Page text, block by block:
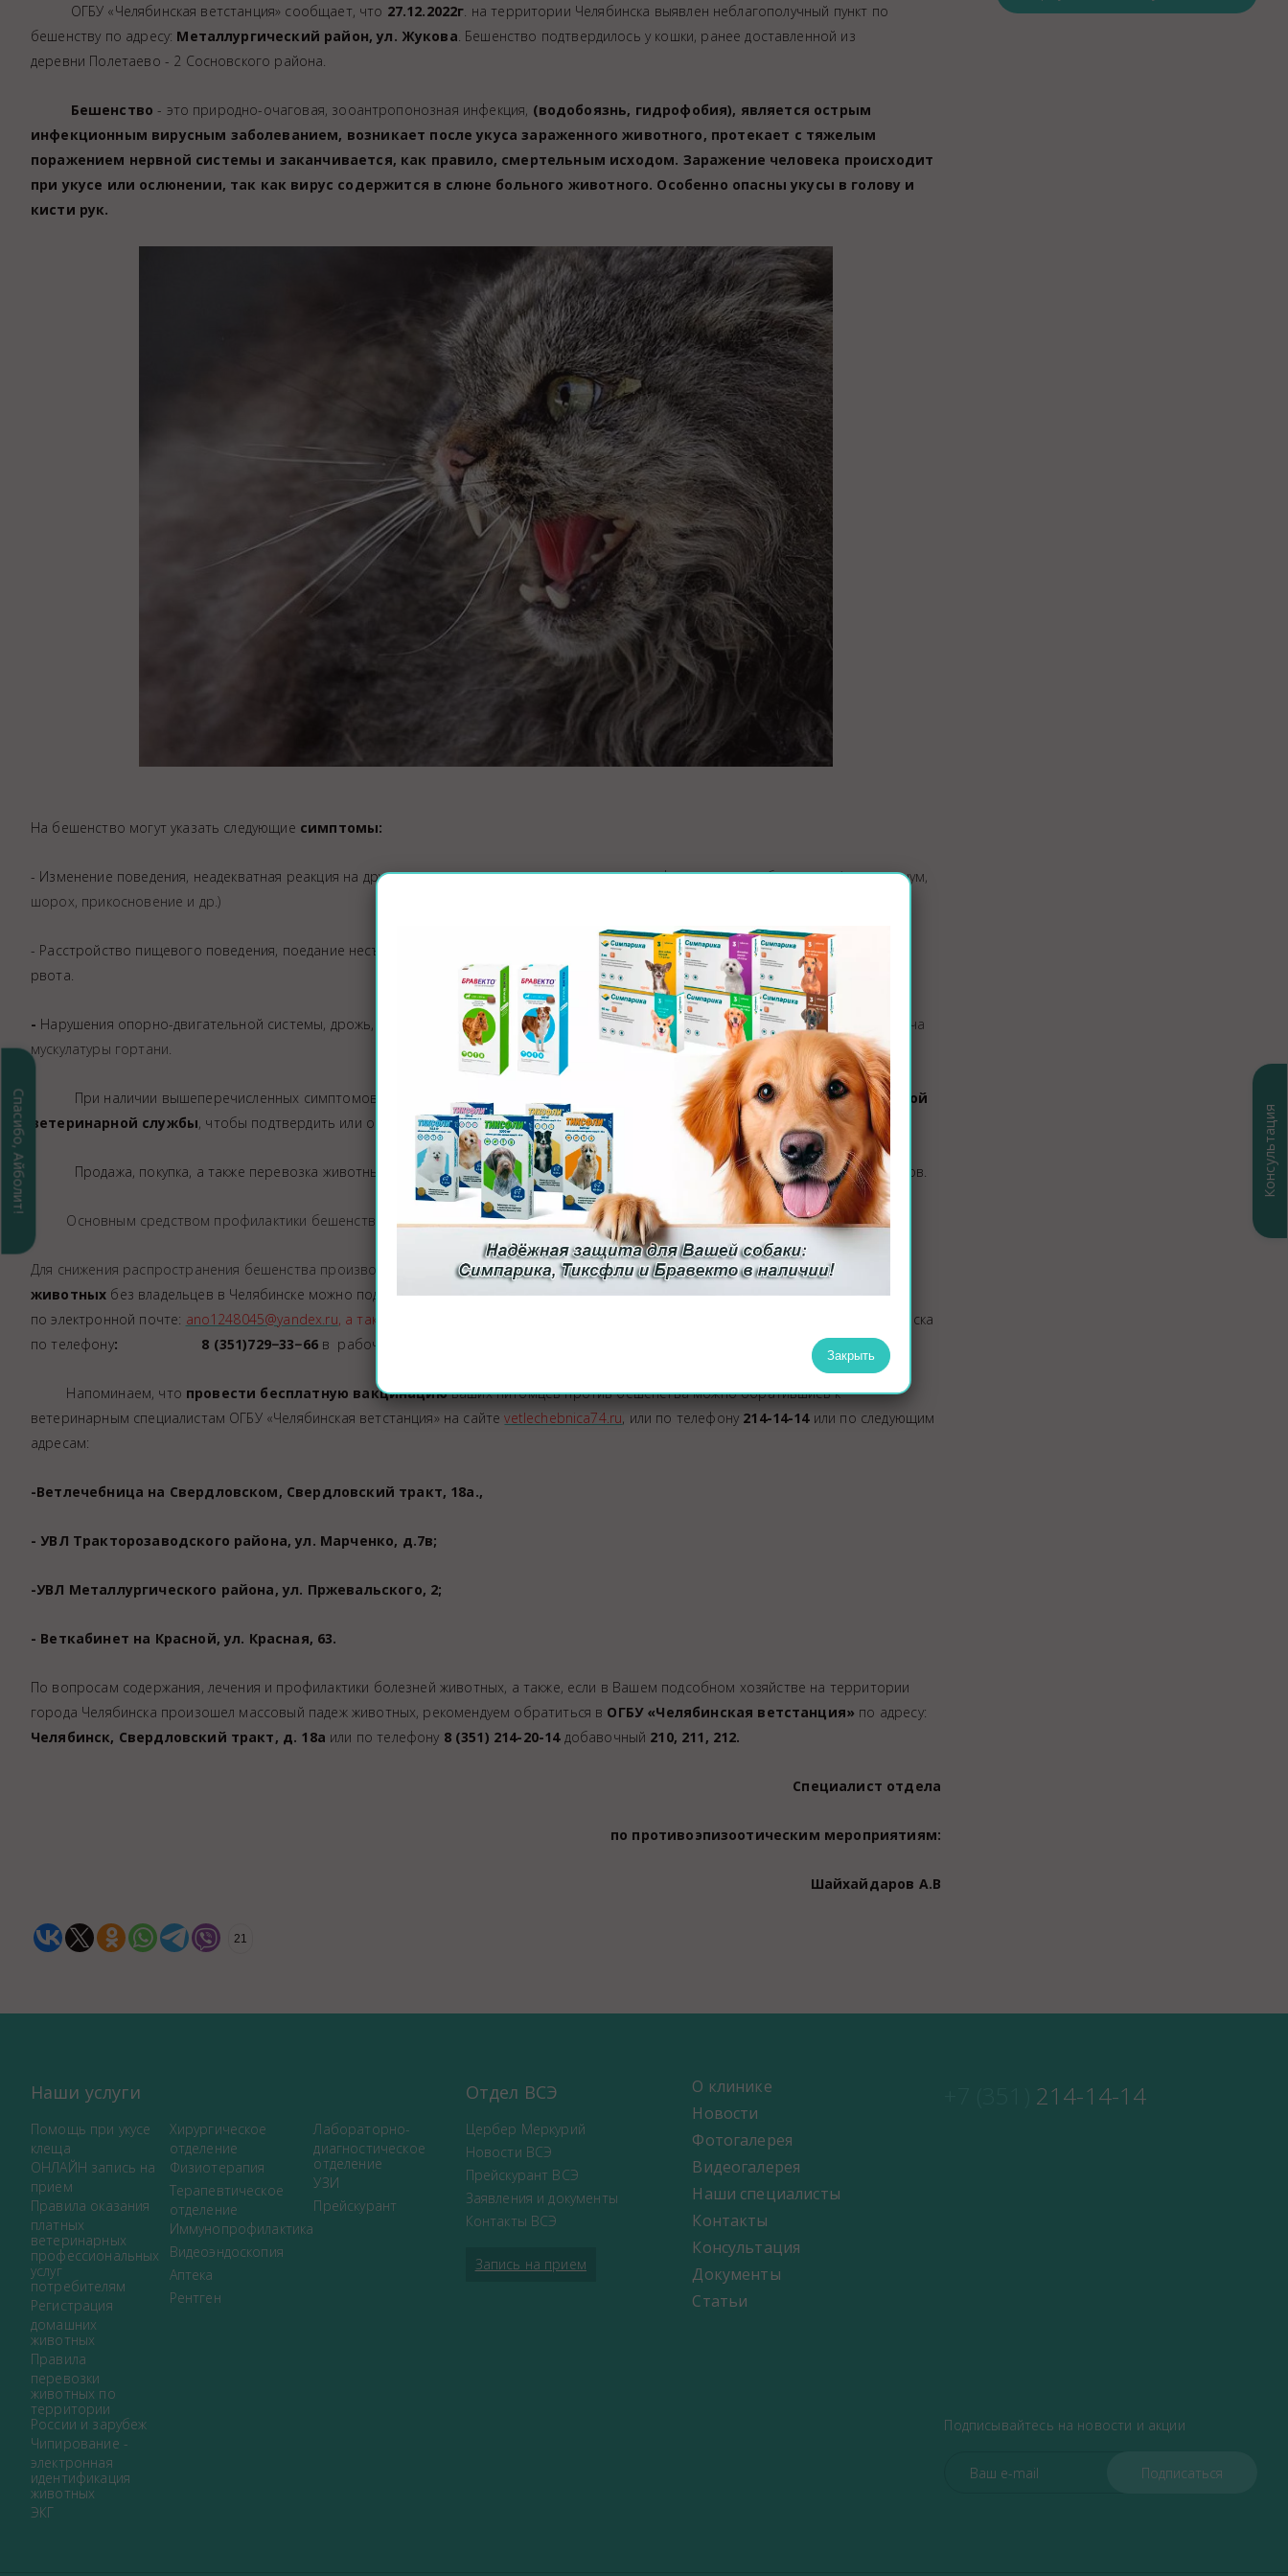
Спасибо, Айболит! Консультация
Аптека
Видеоэндоскопия
Иммунопрофилактика
Терапевтическое отделение
Физиотерапия
Хирургическое отделение
Закупки
ОГБУ «Челябинская ветстанция» сообщает, что 27.12.2022г. на территории Челябинска выявлен неблагополучный пункт по
бешенству по адресу: Металлургический район, ул. Жукова. Бешенство подтвердилось у кошки, ранее доставленной из
деревни Полетаево - 2 Сосновского района.
Бешенство - это природно-очаговая, зооантропонозная инфекция, (водобоязнь, гидрофобия), является острым
инфекционным вирусным заболеванием, возникает после укуса зараженного животного, протекает с тяжелым
поражением нервной системы и заканчивается, как правило, смертельным исходом. Заражение человека происходит
при укусе или ослюнении, так как вирус содержится в слюне больного животного. Особенно опасны укусы в голову и
кисти рук.
На бешенство могут указать следующие симптомы:
- Изменение поведения, неадекватная реакция на других, агрессия, пугливость,повышенная рефлекторная возбудимость (на свет, шум,
шорох, прикосновение и др.)
- Расстройство пищевого поведения, поедание несъедобных предметов, травы, земли, песка, обильное слюноотделение, тошнота,
рвота.
- Нарушения опорно-двигательной системы, дрожь, судороги, полный или частичный паралич,изменение голоса вследствие паралича
мускулатуры гортани.
При наличии вышеперечисленных симптомов н еобходимо незамедлительно обратится кспециалистам Государственной
ветеринарной службы, чтобы подтвердить или опровергнуть подозрение на бешенство, методомлабораторного исследования.
Продажа, покупка, а также перевозка животных разрешается только при наличии ветеринарных-сопроводительных документов.
Основным средством профилактики бешенства является вакцинация домашних и сельскохозяйственных животных
Для снижения распространения бешенства производится отлов собак и кошек находящийся без владельцев.Заявки наотлов
животных без владельцев в Челябинске можно подать: круглосуточно по телефону ИП Скородумов Е.А.:8−931−106−67−65или
по электронной почте: ano1248045@yandex.ru, а также в адрес
управления экологии и природопользования администрации Челябинска
по телефону: 8 (351)729−33−66в рабочее время или по электронной почте:
Напоминаем, что провести бесплатную вакцинациюваших питомцев против бешенства можно обратившись к
ветеринарным специалистам ОГБУ «Челябинская ветстанция» на сайтеvetlechebnica74.ru, или по телефону 214-14-14или по следующим
адресам:
-Ветлечебница на Свердловском, Свердловский тракт, 18а.,
- УВЛ Тракторозаводского района, ул. Марченко, д.7в;
-УВЛ Металлургического района, ул. Пржевальского, 2;
- Веткабинет на Красной, ул. Красная, 63.
По вопросам содержания, лечения и профилактики болезней животных, а также, если в Вашем подсобном хозяйстве на территории
города Челябинска произошел массовый падеж животных, рекомендуем обратиться в ОГБУ «Челябинская ветстанция» по адресу:
Челябинск, Свердловский тракт, д. 18а или по телефону 8 (351) 214-20-14добавочный 210, 211, 212.
Специалист отдела
по противоэпизоотическим мероприятиям:
Шайхайдаров А.В
21
Наши услуги
Помощь при укусе
клеща
ОНЛАЙН запись на
прием
Правила оказания
платных
ветеринарных
профессиональных
услуг
потребителям
Регистрация
домашних
животных
Правила
перевозки
животных по
территории
России и зарубеж
Чипирование -
электронная
идентификация
животных
ЭКГ
Хирургическое
отделение
Физиотерапия
Терапевтическое
отделение
Иммунопрофилактика
Видеоэндоскопия
Аптека
Рентген
Лабораторно-
диагностическое
отделение
УЗИ
Прейскурант
Отдел ВСЭ
Цербер Меркурий
Новости ВСЭ
Прейскурант ВСЭ
Заявления и документы
Контакты ВСЭ
Запись на прием
О клинике
Новости
Фотогалерея
Видеогалерея
Наши специалисты
Контакты
Консультация
Документы
Статьи
214-14-14
Подписывайтесь на новости и акции
Закрыть